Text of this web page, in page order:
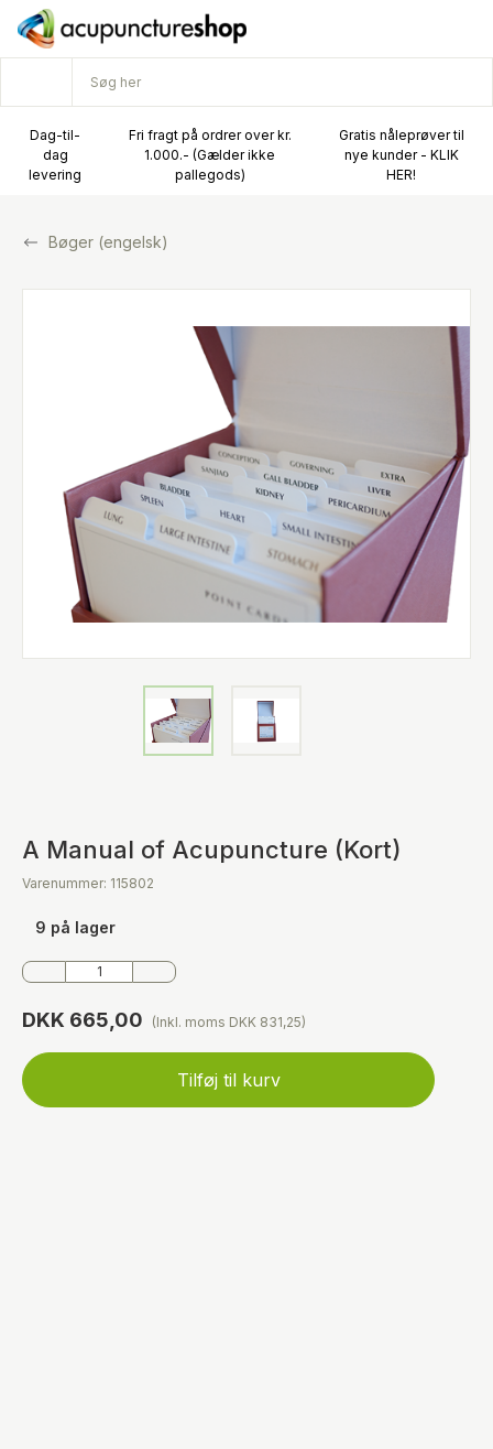
Dag-til-
dag
levering
Fri fragt på ordrer over kr.
1.000.- (Gælder ikke
pallegods)
Gratis nåleprøver til
nye kunder - KLIK
HER!
Bøger (engelsk)
A Manual of Acupuncture (Kort)
Varenummer: 115802
9 på lager
DKK 665,00 (Inkl. moms DKK 831,25)
Tilføj til kurv